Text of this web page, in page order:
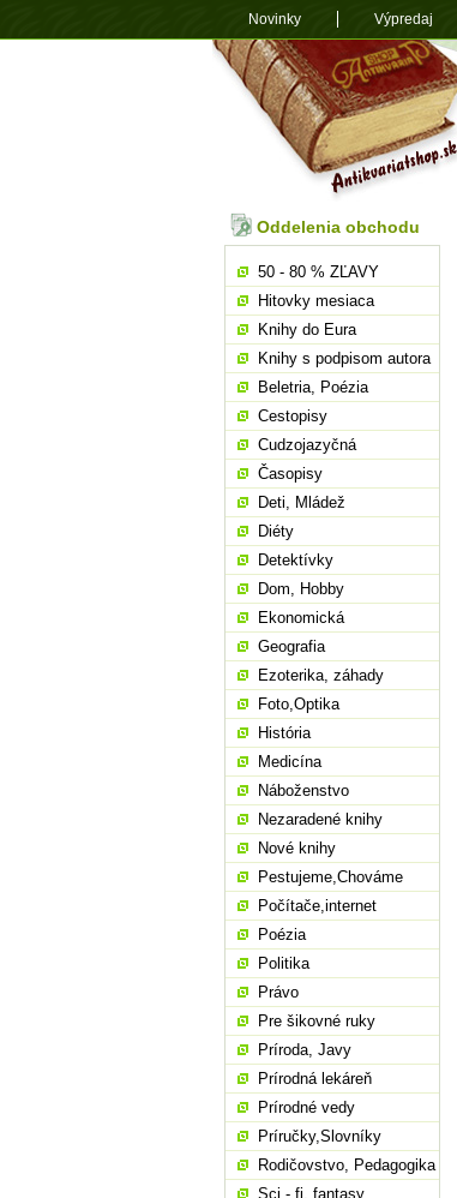
Oddelenia obchodu
50 - 80 % ZĽAVY
Hitovky mesiaca
Knihy do Eura
Knihy s podpisom autora
Beletria, Poézia
Cestopisy
Cudzojazyčná
Časopisy
Deti, Mládež
Diéty
Detektívky
Dom, Hobby
Ekonomická
Geografia
Ezoterika, záhady
Foto,Optika
História
Medicína
Náboženstvo
Nezaradené knihy
Nové knihy
Pestujeme,Chováme
Počítače,internet
Poézia
Politika
Právo
Pre šikovné ruky
Príroda, Javy
Prírodná lekáreň
Prírodné vedy
Príručky,Slovníky
Rodičovstvo, Pedagogika
Sci - fi, fantasy
Novinky Výpredaj